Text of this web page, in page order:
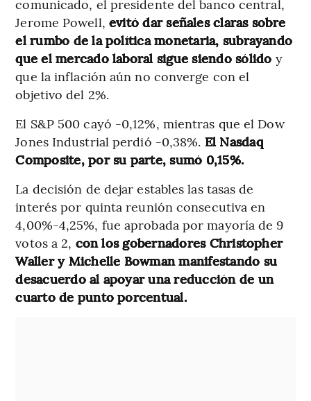
comunicado, el presidente del banco central,
Jerome Powell, evitó dar señales claras sobre
el rumbo de la política monetaria, subrayando
que el mercado laboral sigue siendo sólido y
que la inflación aún no converge con el
objetivo del 2%.
El S&P 500 cayó -0,12%, mientras que el Dow
Jones Industrial perdió -0,38%. El Nasdaq
Composite, por su parte, sumó 0,15%.
La decisión de dejar estables las tasas de
interés por quinta reunión consecutiva en
4,00%-4,25%, fue aprobada por mayoría de 9
votos a 2, con los gobernadores Christopher
Waller y Michelle Bowman manifestando su
desacuerdo al apoyar una reducción de un
cuarto de punto porcentual.